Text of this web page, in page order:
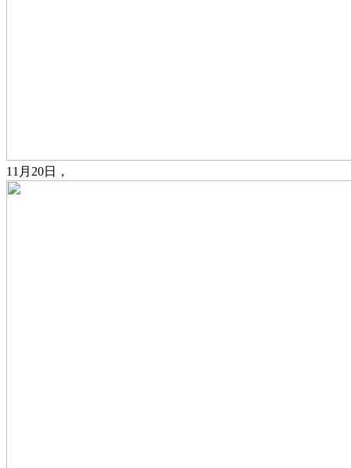
11月20日，